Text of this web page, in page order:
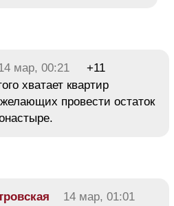
мар, 00:21
+11
хватает квартир
провести остаток
14 мар, 01:01